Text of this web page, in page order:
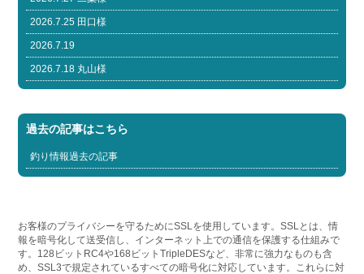
2026.7.25 田口様
2026.7.19
2026.7.18 丸山様
過去の記事はこちら
釣り情報過去の記事
お客様のプライバシーを守るためにSSLを使用しています。SSLとは、情
報を暗号化して送受信し、インターネット上での通信を保護する仕組みで
す。128ビットRC4や168ビットTripleDESなど、非常に強力なものも含
め、SSL3で規定されているすべての暗号化に対応しています。これらに対